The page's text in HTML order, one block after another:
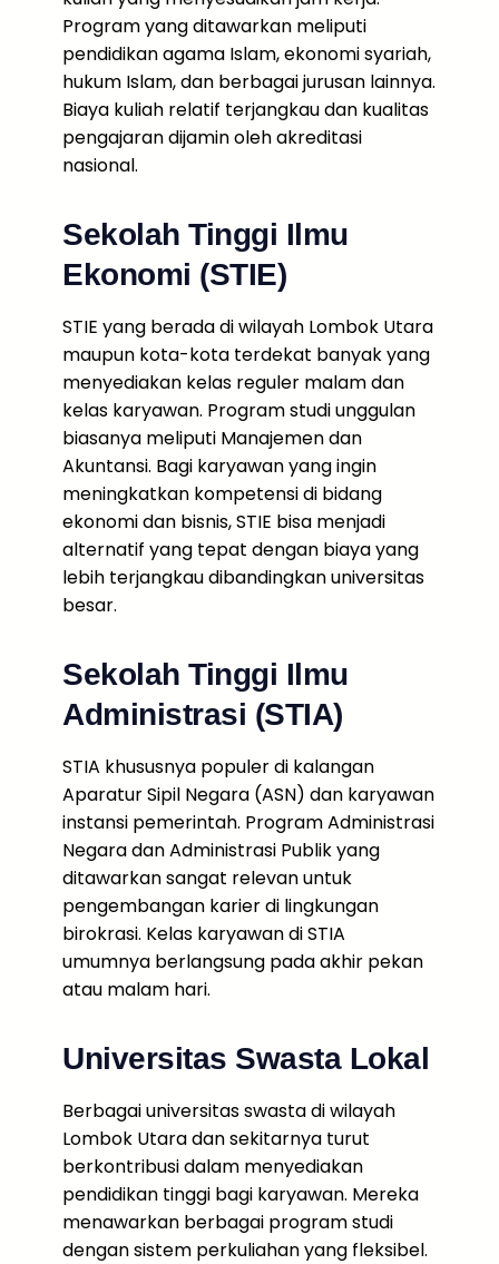
Program yang ditawarkan meliputi
pendidikan agama Islam, ekonomi syariah,
hukum Islam, dan berbagai jurusan lainnya.
Biaya kuliah relatif terjangkau dan kualitas
pengajaran dijamin oleh akreditasi
nasional.
Sekolah Tinggi Ilmu
Ekonomi (STIE)
STIE yang berada di wilayah Lombok Utara
maupun kota-kota terdekat banyak yang
menyediakan kelas reguler malam dan
kelas karyawan. Program studi unggulan
biasanya meliputi Manajemen dan
Akuntansi. Bagi karyawan yang ingin
meningkatkan kompetensi di bidang
ekonomi dan bisnis, STIE bisa menjadi
alternatif yang tepat dengan biaya yang
lebih terjangkau dibandingkan universitas
besar.
Sekolah Tinggi Ilmu
Administrasi (STIA)
STIA khususnya populer di kalangan
Aparatur Sipil Negara (ASN) dan karyawan
instansi pemerintah. Program Administrasi
Negara dan Administrasi Publik yang
ditawarkan sangat relevan untuk
pengembangan karier di lingkungan
birokrasi. Kelas karyawan di STIA
umumnya berlangsung pada akhir pekan
atau malam hari.
Universitas Swasta Lokal
Berbagai universitas swasta di wilayah
Lombok Utara dan sekitarnya turut
berkontribusi dalam menyediakan
pendidikan tinggi bagi karyawan. Mereka
menawarkan berbagai program studi
dengan sistem perkuliahan yang fleksibel.